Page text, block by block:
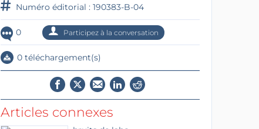
Numéro éditorial : 190383-B-04
0 Participez à la conversation
0 téléchargement(s)
Articles connexes